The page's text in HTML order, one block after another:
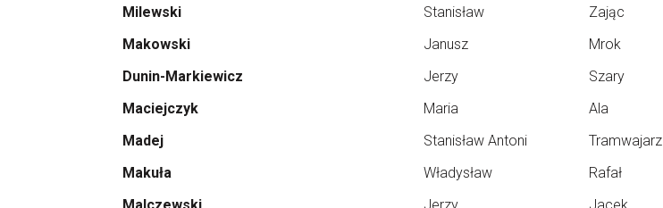
Milewski
Stanisław Zając
Makowski
Janusz Mrok
Dunin-Markiewicz
Jerzy Szary
Maciejczyk
Maria Ala
Madej
Stanisław Antoni Tramwajarz
Makuła
Władysław Rafał